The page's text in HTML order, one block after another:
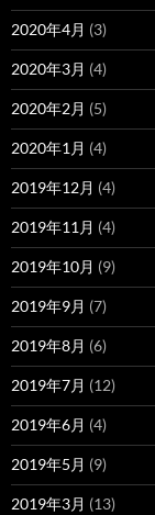
2020年4月 (3)
2020年3月 (4)
2020年2月 (5)
2020年1月 (4)
2019年12月 (4)
2019年11月 (4)
2019年10月 (9)
2019年9月 (7)
2019年8月 (6)
2019年7月 (12)
2019年6月 (4)
2019年5月 (9)
2019年3月 (13)